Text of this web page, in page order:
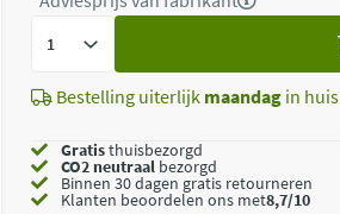
Bestelling uiterlijk maandag in huis
Gratisthuisbezorgd
CO2 neutraal bezorgd
Binnen 30 dagen gratis retourneren
Klanten beoordelen ons met8,7/10